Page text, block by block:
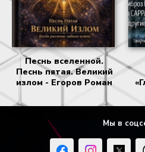
Песнь вселенной.
Песнь пятая. Великий
излом - Егоров Роман
Мы в